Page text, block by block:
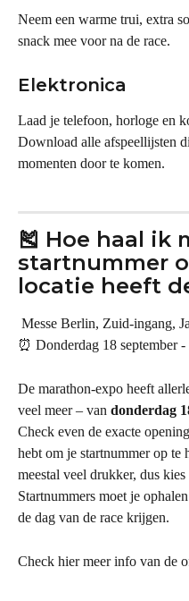
Neem een warme trui, extra
snack mee voor na de race.
Elektronica
Laad je telefoon, horloge en
Download alle afspeellijsten
momenten door te komen.
🎽 Hoe haal ik
startnummer
locatie heeft
Messe Berlin, Zuid-ingang,
⏰ Donderdag 18 september
De marathon-expo heeft
veel meer – van donderdag
Check even de exacte
hebt om je startnummer op te
meestal veel drukker, dus
Startnummers moet je
de dag van de race krijgen.
Check hier meer info van de